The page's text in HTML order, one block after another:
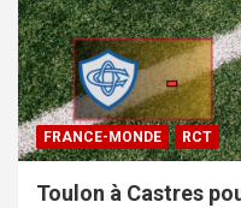
FRANCE-MONDE RCT
Toulon à Castres